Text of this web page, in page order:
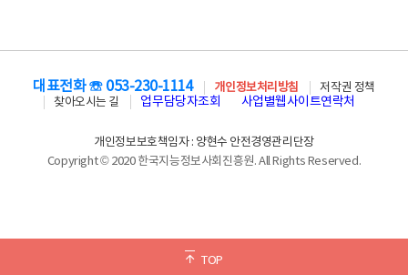
TOP
대표전화 ☏ 053-230-1114 개인정보처리방침
저작권 정책
찾아오시는 길
업무담당자조회 사업별웹사이트연락처
개인정보보호책임자 : 양현수 안전경영관리단장
Copyright © 2020 한국지능정보사회진흥원. All Rights Reserved.